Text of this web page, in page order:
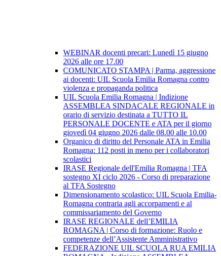
WEBINAR docenti precari: Lunedì 15 giugno
2026 alle ore 17.00
COMUNICATO STAMPA | Parma, aggressione
ai docenti: UIL Scuola Emilia Romagna contro
violenza e propaganda politica
UIL Scuola Emilia Romagna | Indizione
ASSEMBLEA SINDACALE REGIONALE in
orario di servizio destinata a TUTTO IL
PERSONALE DOCENTE e ATA per il giorno
giovedì 04 giugno 2026 dalle 08.00 alle 10.00
Organico di diritto del Personale ATA in Emilia
Romagna: 112 posti in meno per i collaboratori
scolastici
IRASE Regionale dell'Emilia Romagna | TFA
sostegno XI ciclo 2026 - Corso di preparazione
al TFA Sostegno
Dimensionamento scolastico: UIL Scuola Emilia-
Romagna contraria agli accorpamenti e al
commissariamento del Governo
IRASE REGIONALE dell’EMILIA
ROMAGNA | Corso di formazione: Ruolo e
competenze dell’Assistente Amministrativo
FEDERAZIONE UIL SCUOLA RUA EMILIA